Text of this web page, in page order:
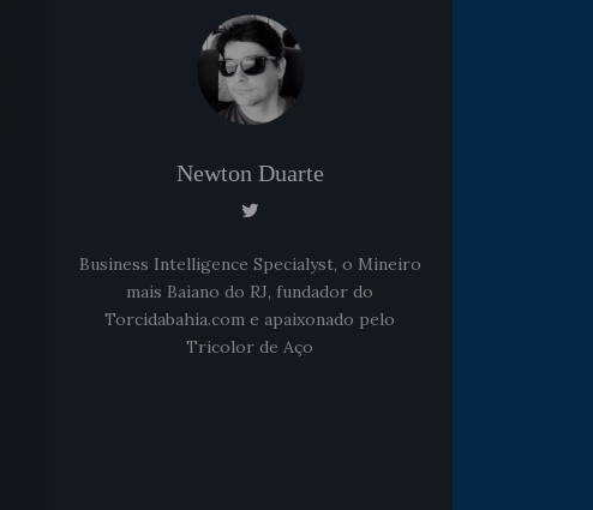
Newton Duarte
Business Intelligence Specialyst, o Mineiro
mais Baiano do RJ, fundador do
Torcidabahia.com e apaixonado pelo
Tricolor de Aço